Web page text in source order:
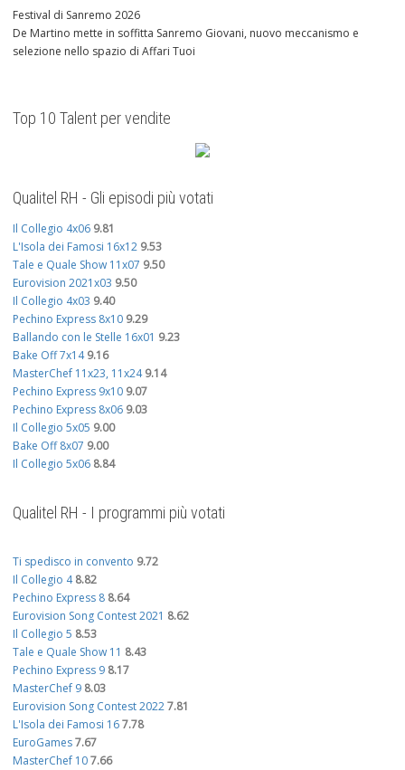
Festival di Sanremo 2026
De Martino mette in soffitta Sanremo Giovani, nuovo meccanismo e
selezione nello spazio di Affari Tuoi
Top 10 Talent per vendite
Qualitel RH - Gli episodi più votati
Il Collegio 4x06 9.81
L'Isola dei Famosi 16x12 9.53
Tale e Quale Show 11x07 9.50
Eurovision 2021x03 9.50
Il Collegio 4x03 9.40
Pechino Express 8x10 9.29
Ballando con le Stelle 16x01 9.23
Bake Off 7x14 9.16
MasterChef 11x23, 11x24 9.14
Pechino Express 9x10 9.07
Pechino Express 8x06 9.03
Il Collegio 5x05 9.00
Bake Off 8x07 9.00
Il Collegio 5x06 8.84
Qualitel RH - I programmi più votati
Ti spedisco in convento 9.72
Il Collegio 4 8.82
Pechino Express 8 8.64
Eurovision Song Contest 2021 8.62
Il Collegio 5 8.53
Tale e Quale Show 11 8.43
Pechino Express 9 8.17
MasterChef 9 8.03
Eurovision Song Contest 20227.81
L'Isola dei Famosi 167.78
EuroGames7.67
MasterChef 107.66